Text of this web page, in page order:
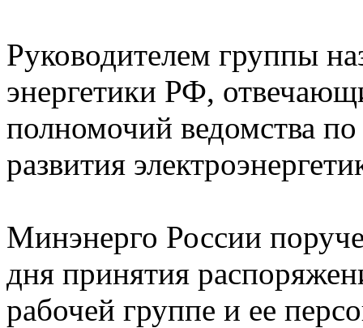
Руководителем группы
энергетики РФ,
полномочий ведомства
развития
Минэнерго России
дня принятия
рабочей группе и ее